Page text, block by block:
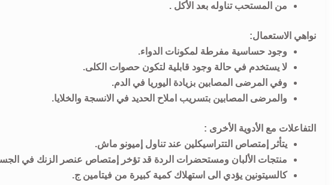
من المستحب تناوله بعد الأكل .
نواهي الاستعمال:
وجود حساسية مفرطة لمكونات الدواء.
لا يستخدم في حالة وجود قابلية لتكون حصوات الكلى.
وفي المرضى المصابين بزيادة اليوريا في الدم.
والمرضى المصابين بتسريب املاح الحديد في الانسجة والخلايا.
التفاعلات مع الأدوية الأخرى :
يتأثر إمتصاص التتراسيكلين عند تناول إميونو ماش.
منتجات الألبان ومستحضرات الردة قد تؤخر إمتصاص عنصر الزنك في
كالسيتونين يؤدي الى استهلاك كمية كبيرة من فيتامين ج.